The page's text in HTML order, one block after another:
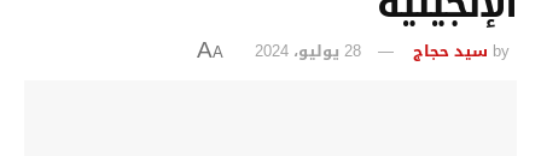
by سيد حجاج 28 يوليو، 2024 A
A